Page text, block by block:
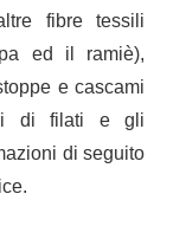
fibre tessili
ed il ramiè),
e cascami
di filati e gli
di seguito